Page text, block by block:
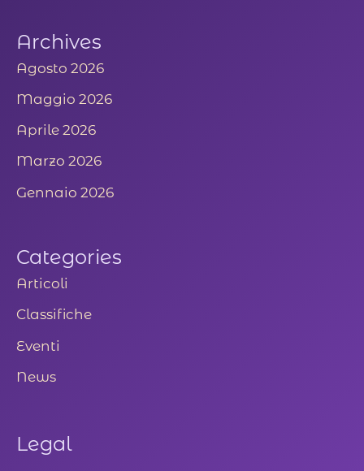
Archives
Agosto 2026
Maggio 2026
Aprile 2026
Marzo 2026
Gennaio 2026
Categories
Articoli
Classifiche
Eventi
News
Legal